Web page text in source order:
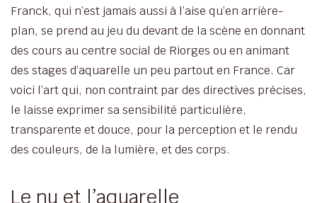
Franck, qui n’est jamais aussi à l’aise qu’en arrière-
plan, se prend au jeu du devant de la scène en donnant
des cours au centre social de Riorges ou en animant
des stages d’aquarelle un peu partout en France. Car
voici l’art qui, non contraint par des directives précises,
le laisse exprimer sa sensibilité particulière,
transparente et douce, pour la perception et le rendu
des couleurs, de la lumière, et des corps.
Le nu et l’aquarelle